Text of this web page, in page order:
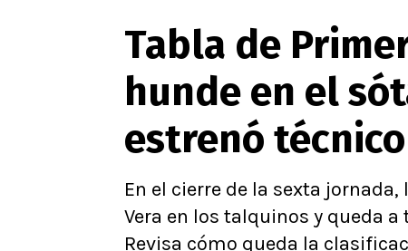
U de Chile
U Católica
Campeonato Nacional
Primera B
Segunda División
Copa Chile
Supercopa Chile
Campeonato Femenino
Alexis
Carlos
Tabla de
hunde en el
estrenó técnico
En el cierre de la sexta
Vera en los talquinos y queda
Revisa cómo queda la